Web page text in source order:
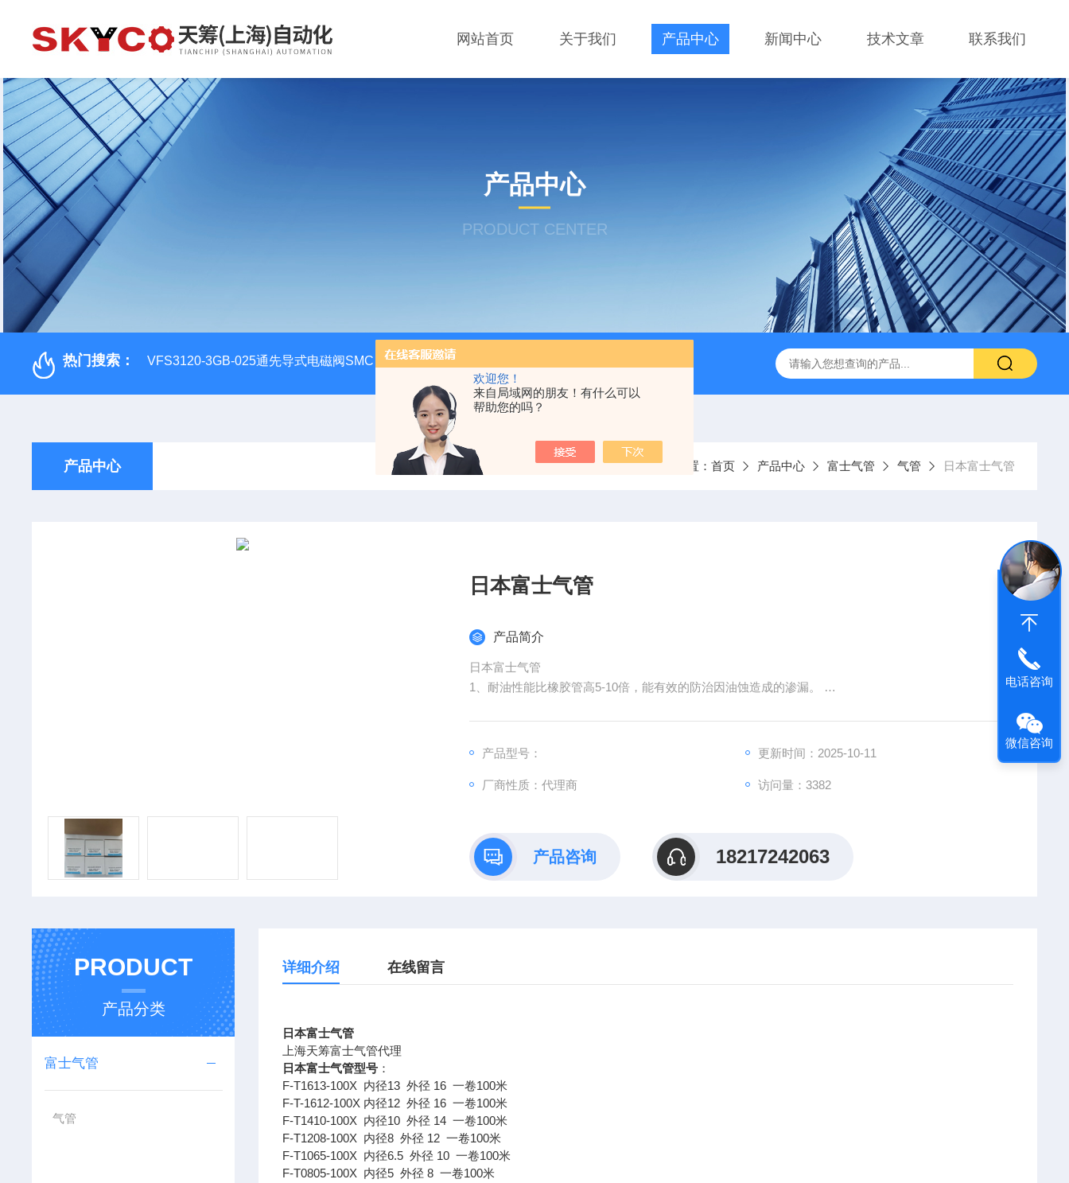
欢迎您！
来自局域网的朋友！有什么可以
帮助您的吗？
网站首页 关于我们 产品中心 新闻中心 技术文章 联系我们
产品中心
PRODUCT CENTER
热门搜索： VFS3120-3GB-025通先导式电磁阀SMC SMC气动香港营业所 AVL-20-25-S6德国FESTO气动 ORIENTALMOTOR东方马达
产品中心 当前位置： 首页 产品中心 富士气管 气管 日本富士气管
日本富士气管
产品简介
日本富士气管
1、耐油性能比橡胶管高5-10倍，能有效的防治因油蚀造成的渗漏。
4、内壁光滑，液体阻力小，液压损失少，具有高弹性、高伸长率、高强力。
6、阻燃性好、耐冲击、耐老化、无毒无
产品型号： 更新时间：2025-10-11
厂商性质：代理商 访问量：3382
产品咨询 18217242063
PRODUCT
产品分类
富士气管
气管
详细介绍 在线留言
日本富士气管
上海天筹富士气管代理
日本富士气管型号 ：
F-T1613-100X 内径13 外径 16 一卷100米
F-T-1612-100X 内径12 外径 16 一卷100米
F-T1410-100X 内径10 外径 14 一卷100米
F-T1208-100X 内径8 外径 12 一卷100米
F-T1065-100X 内径6.5 外径 10 一卷100米
F-T0805-100X 内径5 外径 8 一卷100米
电话咨询
微信咨询